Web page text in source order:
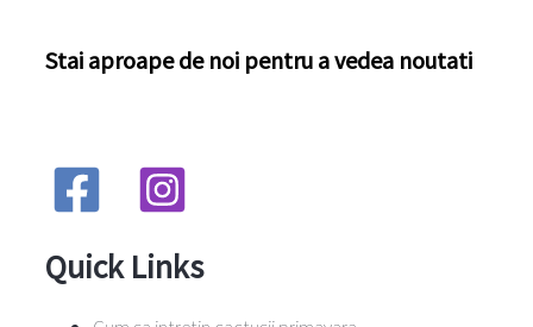
Stai aproape de noi pentru a vedea noutati
Quick Links